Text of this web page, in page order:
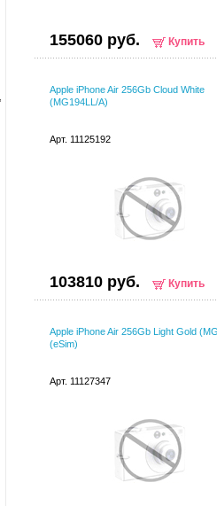
155060 руб. Купить
Apple iPhone Air 256Gb Cloud White
(MG194LL/A)
Арт. 11125192
103810 руб. Купить
Apple iPhone Air 256Gb Light Gold
(eSim)
Арт. 11127347